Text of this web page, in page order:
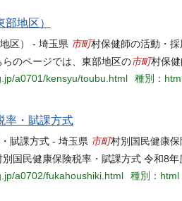
地区）
区） - 埼玉県 市町村保健師の活動・
のページでは、東部地区の市町村保
a0701/kensyu/toubu.html
種別：html
率・賦課方式
賦課方式 - 埼玉県 市町村別国民健康
別国民健康保険税率・賦課方式 令和8年
a0702/fukahoushiki.html
種別：html